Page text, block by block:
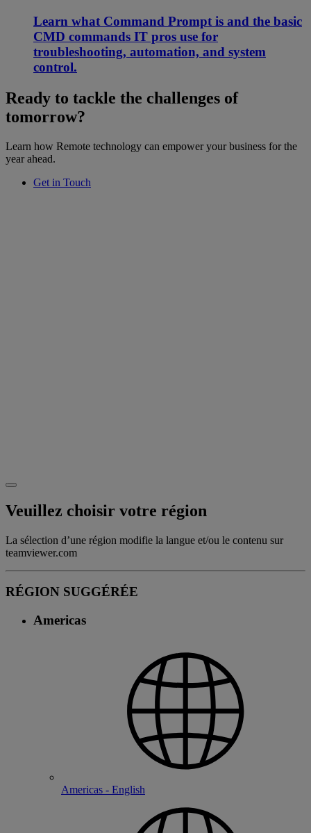
Learn what Command Prompt is and the basic
CMD commands IT pros use for
troubleshooting, automation, and system
control.
Ready to tackle the challenges of
tomorrow?
Learn how Remote technology can empower your business for the
year ahead.
Get in Touch
Veuillez choisir votre région
La sélection d’une région modifie la langue et/ou le contenu sur
teamviewer.com
RÉGION SUGGÉRÉE
Americas
Americas - English